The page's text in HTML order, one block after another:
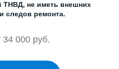
ТНВД, не иметь внешних
следов ремонта.
34 000 руб.